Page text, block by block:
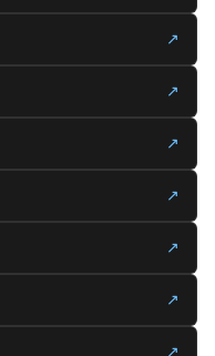
↗
↗
↗
↗
↗
↗